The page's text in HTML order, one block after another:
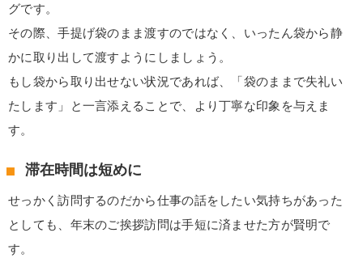
グです。
その際、手提げ袋のまま渡すのではなく、いったん袋から静
かに取り出して渡すようにしましょう。
もし袋から取り出せない状況であれば、「袋のままで失礼い
たします」と一言添えることで、より丁寧な印象を与えま
す。
滞在時間は短めに
せっかく訪問するのだから仕事の話をしたい気持ちがあった
としても、年末のご挨拶訪問は手短に済ませた方が賢明で
す。